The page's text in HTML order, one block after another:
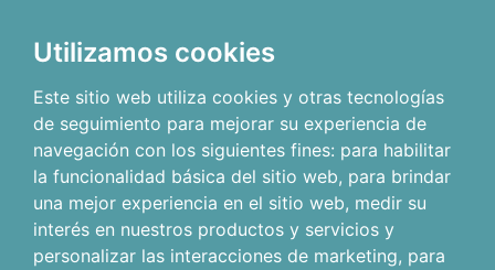
Utilizamos cookies
Este sitio web utiliza cookies y otras tecnologías
de seguimiento para mejorar su experiencia de
navegación con los siguientes fines: para habilitar
la funcionalidad básica del sitio web, para brindar
una mejor experiencia en el sitio web, medir su
interés en nuestros productos y servicios y
personalizar las interacciones de marketing, para